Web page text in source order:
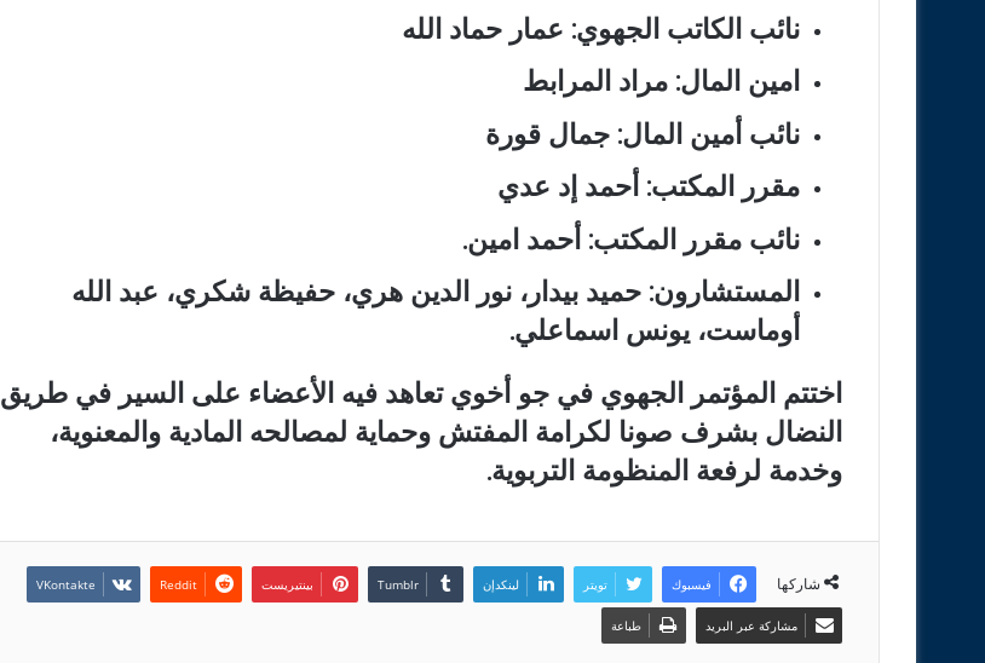
نائب الكاتب الجهوي: عمار حماد الله
امين المال: مراد المرابط
نائب أمين المال: جمال قورة
مقرر المكتب: أحمد إد عدي
نائب مقرر المكتب: أحمد امين.
المستشارون: حميد بيدار، نور الدين هري، حفيظة شكري، عبد الله
أوماست، يونس اسماعلي.
اختتم المؤتمر الجهوي في جو أخوي تعاهد فيه الأعضاء على السير في طريق
النضال بشرف صونا لكرامة المفتش وحماية لمصالحه المادية والمعنوية،
وخدمة لرفعة المنظومة التربوية.
شاركها فيسبوك تويتر لينكدإن بينتيريست
مشاركة عبر البريد طباعة